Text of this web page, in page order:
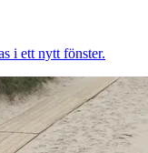
i ett nytt fönster.